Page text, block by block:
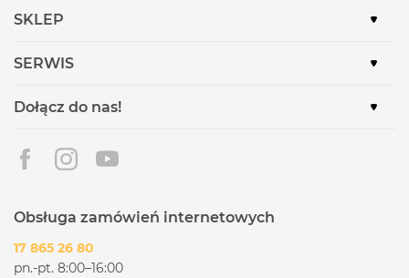
SKLEP
SERWIS
Dołącz do nas!
Obsługa zamówień internetowych
17 865 26 80
pn.-pt. 8:00–16:00